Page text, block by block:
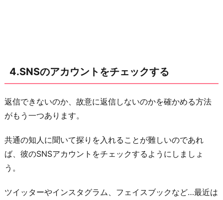
4.SNSのアカウントをチェックする
返信できないのか、故意に返信しないのかを確かめる方法
がもう一つあります。
共通の知人に聞いて探りを入れることが難しいのであれ
ば、彼のSNSアカウントをチェックするようにしましょ
う。
ツイッターやインスタグラム、フェイスブックなど…最近は